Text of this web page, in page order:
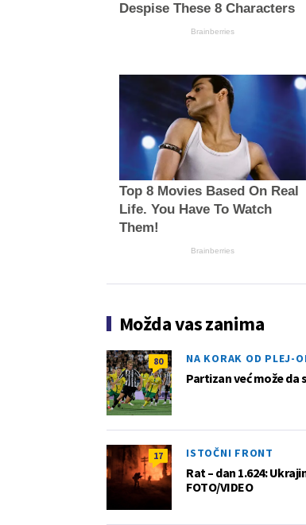
Despise These 8 Characters
Brainberries
Top 8 Movies Based On Real
Life. You Have To Watch
Them!
Brainberries
Možda vas zanima
80 NA KORAK OD PLEJ-
Partizan već može da
17 ISTOČNI FRONT
Rat – dan 1.624:
FOTO/VIDEO